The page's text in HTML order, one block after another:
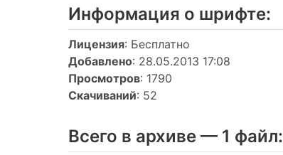
Информация о шрифтe:
Лицензия: Бесплатно
Добавлено: 28.05.2013 17:08
Просмотров: 1790
Скачиваний: 52
Всего в архиве — 1 файл: